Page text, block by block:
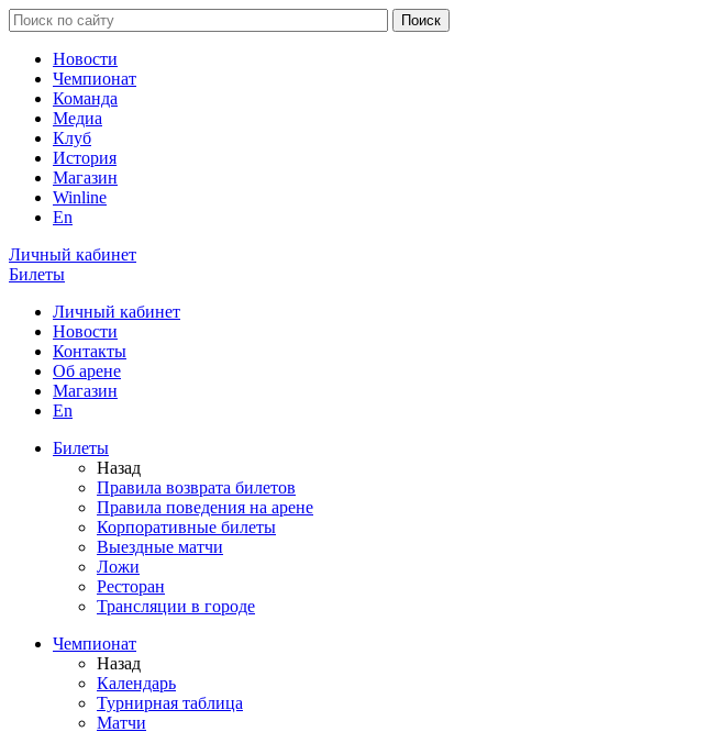
Новости
Чемпионат
Команда
Медиа
Клуб
История
Магазин
Winline
En
Личный кабинет
Билеты
Личный кабинет
Новости
Контакты
Об арене
Магазин
En
Билеты
Назад
Правила возврата билетов
Правила поведения на арене
Корпоративные билеты
Выездные матчи
Ложи
Ресторан
Трансляции в городе
Чемпионат
Назад
Календарь
Турнирная таблица
Матчи